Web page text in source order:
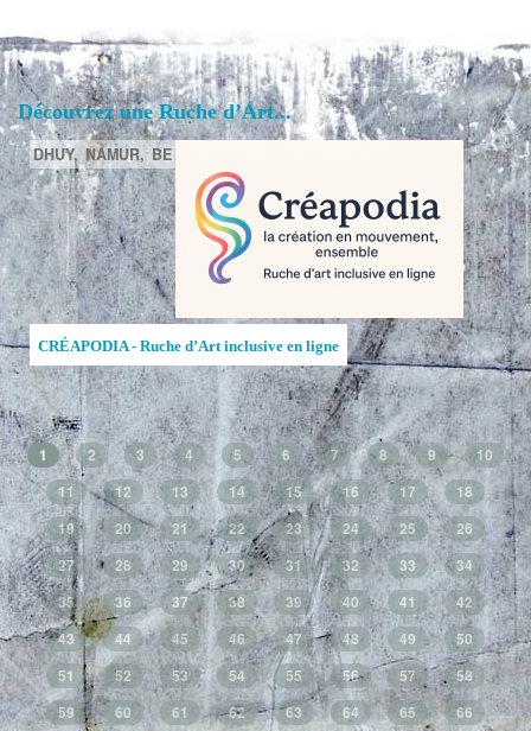
Découvrez une Ruche d’Art...
DHUY, NAMUR, BE
CRÉAPODIA - Ruche d’Art inclusive en ligne
1 2 3 4 5 6 7 8 9
10
11
12 13 14 15 16 17
18
19
20 21 22 23 24 25
26
27
28 29 30 31 32 33
34
35
36 37 38 39 40 41
42
43
44 45 46 47 48 49
50
51
52 53 54 55 56 57
58
59
60 61 62 63 64 65
66